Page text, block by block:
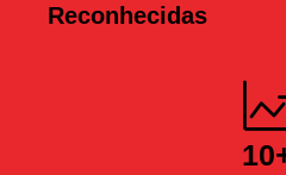
Reconhecidas
10